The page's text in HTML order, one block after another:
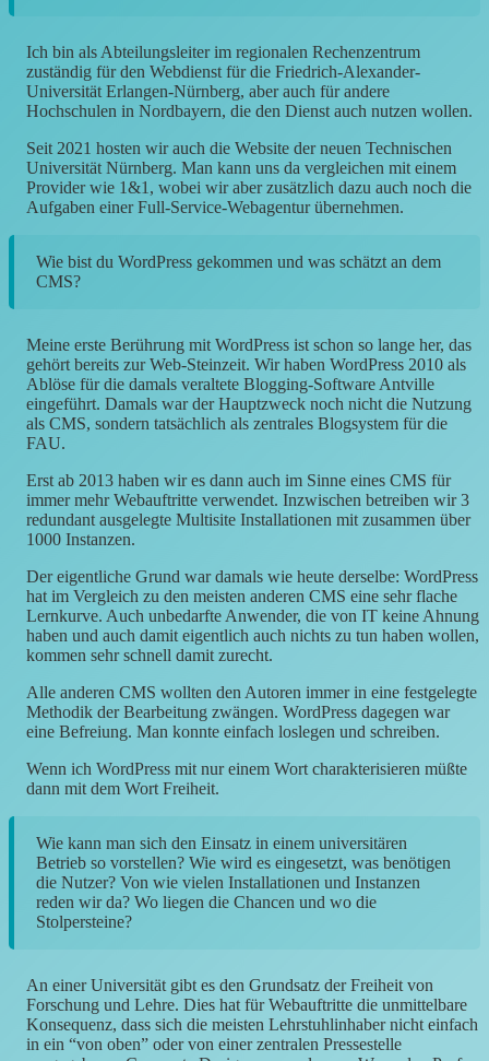
Ich bin als Abteilungsleiter im regionalen Rechenzentrum
zuständig für den Webdienst für die Friedrich-Alexander-
Universität Erlangen-Nürnberg, aber auch für andere
Hochschulen in Nordbayern, die den Dienst auch nutzen wollen.
Seit 2021 hosten wir auch die Website der neuen Technischen
Universität Nürnberg. Man kann uns da vergleichen mit einem
Provider wie 1&1, wobei wir aber zusätzlich dazu auch noch die
Aufgaben einer Full-Service-Webagentur übernehmen.
Wie bist du WordPress gekommen und was schätzt an dem
CMS?
Meine erste Berührung mit WordPress ist schon so lange her, das
gehört bereits zur Web-Steinzeit. Wir haben WordPress 2010 als
Ablöse für die damals veraltete Blogging-Software Antville
eingeführt. Damals war der Hauptzweck noch nicht die Nutzung
als CMS, sondern tatsächlich als zentrales Blogsystem für die
FAU.
Erst ab 2013 haben wir es dann auch im Sinne eines CMS für
immer mehr Webauftritte verwendet. Inzwischen betreiben wir 3
redundant ausgelegte Multisite Installationen mit zusammen über
1000 Instanzen.
Der eigentliche Grund war damals wie heute derselbe: WordPress
hat im Vergleich zu den meisten anderen CMS eine sehr flache
Lernkurve. Auch unbedarfte Anwender, die von IT keine Ahnung
haben und auch damit eigentlich auch nichts zu tun haben wollen,
kommen sehr schnell damit zurecht.
Alle anderen CMS wollten den Autoren immer in eine festgelegte
Methodik der Bearbeitung zwängen. WordPress dagegen war
eine Befreiung. Man konnte einfach loslegen und schreiben.
Wenn ich WordPress mit nur einem Wort charakterisieren müßte
dann mit dem Wort Freiheit.
Wie kann man sich den Einsatz in einem universitären
Betrieb so vorstellen? Wie wird es eingesetzt, was benötigen
die Nutzer? Von wie vielen Installationen und Instanzen
reden wir da? Wo liegen die Chancen und wo die
Stolpersteine?
An einer Universität gibt es den Grundsatz der Freiheit von
Forschung und Lehre. Dies hat für Webauftritte die unmittelbare
Konsequenz, dass sich die meisten Lehrstuhlinhaber nicht einfach
in ein “von oben” oder von einer zentralen Pressestelle